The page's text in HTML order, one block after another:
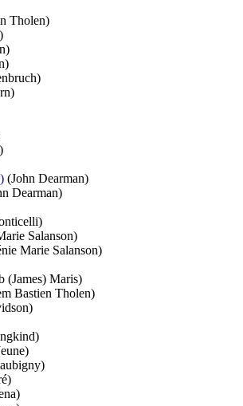
Tholen)
(John Dearman)
Dearman)
Salanson)
Marie Salanson)
(James) Maris)
Bastien Tholen)